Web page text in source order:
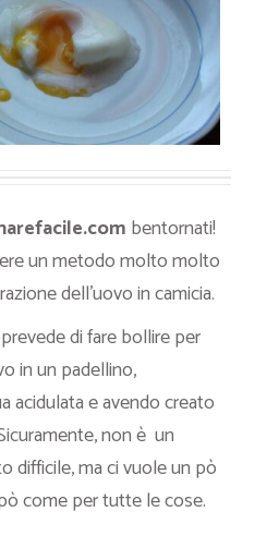
bentornati!
un metodo molto molto
dell’uovo in camicia.
di fare bollire per
in un padellino,
acidulata e avendo creato
non è un
difficile, ma ci vuole un pò
come per tutte le cose.